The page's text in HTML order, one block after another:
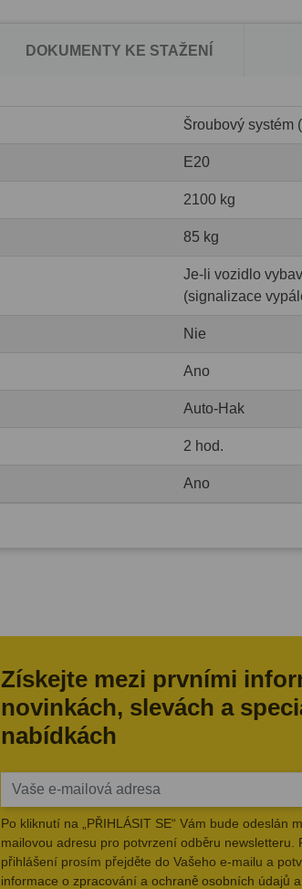
DOKUMENTY KE STAŽENÍ
Šroubový systém
E20
2100 kg
85 kg
Je-li vozidlo
(signalizace
Nie
Ano
Auto-Hak
2 hod.
Ano
Získejte mezi prvními
novinkách, slevách a
nabídkách
Po kliknutí na „PŘIHLÁSIT SE“ Vám bude odeslán
mailovou adresu pro potvrzení odběru newsletteru.
přihlášení prosím přejděte do Vašeho e-mailu a
informace o zpracování a ochraně osobních údajů